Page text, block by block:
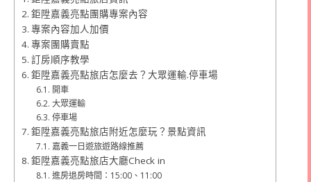
鉅陞嘉義亮點團購專案內容
專案內容加人加價
專案團購賣點
訂房順序教學
鉅陞嘉義亮點旅店怎麼去？大眾運輸.停車場
開車
大眾運輸
停車場
鉅陞嘉義亮點旅店附近怎麼玩？景點資訊
嘉義一日遊旅遊路線推薦
鉅陞嘉義亮點旅店大廳Check in
進房退房時間：15:00、11:00